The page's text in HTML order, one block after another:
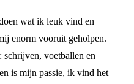
wat ik leuk vind en
enorm vooruit geholpen.
voetballen en
is mijn passie, ik vind het